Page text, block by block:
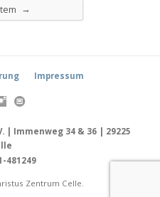
→
Impressum
| Immenweg 34 & 36 | 29225
481249
Zentrum Celle.